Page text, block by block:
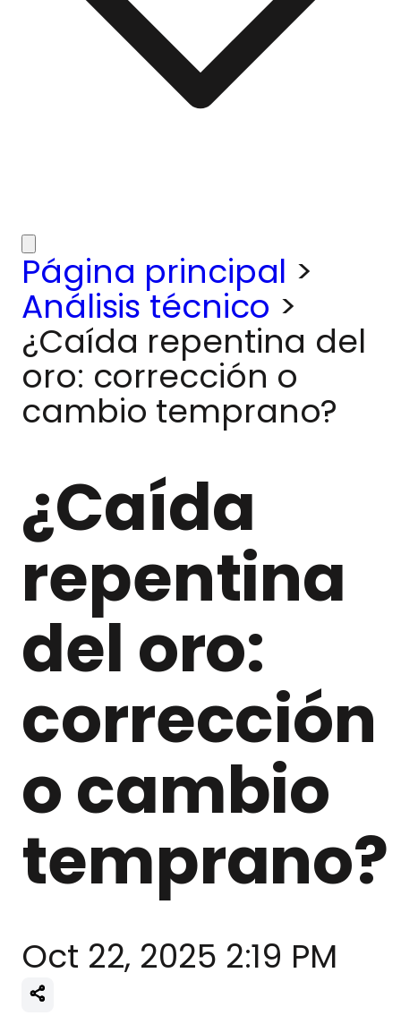
Página principal >
Análisis técnico >
¿Caída repentina del
oro: corrección o
cambio temprano?
¿Caída
repentina
del oro:
corrección
o cambio
temprano?
Oct 22, 2025 2:19 PM